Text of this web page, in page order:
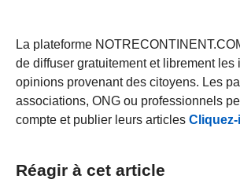
La plateforme
de diffuser gratuitement et librement les
opinions provenant des citoyens. Les
associations, ONG ou professionnels
compte et publier leurs articles
Réagir à cet article